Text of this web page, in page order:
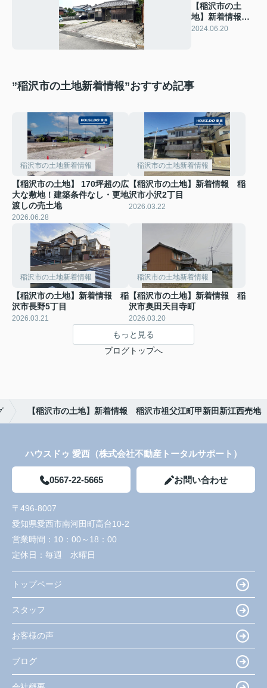
【稲沢市の土
地】新着情報
稲沢市平和町横
2024.06.20
”稲沢市の土地新着情報”おすすめ記事
稲沢市の土地新着情報
【稲沢市の土地】 170坪超の広
大な敷地！建築条件なし・更地
渡しの売土地
2026.06.28
稲沢市の土地新着情報
【稲沢市の土地】新着情報 稲
沢市小沢2丁目
2026.03.22
稲沢市の土地新着情報
【稲沢市の土地】新着情報 稲
沢市長野5丁目
2026.03.21
稲沢市の土地新着情報
【稲沢市の土地】新着情報 稲
沢市奥田天目寺町
2026.03.20
もっと見る
ブログトップへ
【稲沢市の土地】新着情報 稲沢市祖父江町甲新田新江西売地
ハウスドゥ 愛西（株式会社不動産トータルサポート）
0567-22-5665 お問い合わせ
〒496-8007
愛知県愛西市南河田町高台10-2
営業時間： 10：00～18：00
定休日： 毎週 水曜日
トップページ
スタッフ
お客様の声
ブログ